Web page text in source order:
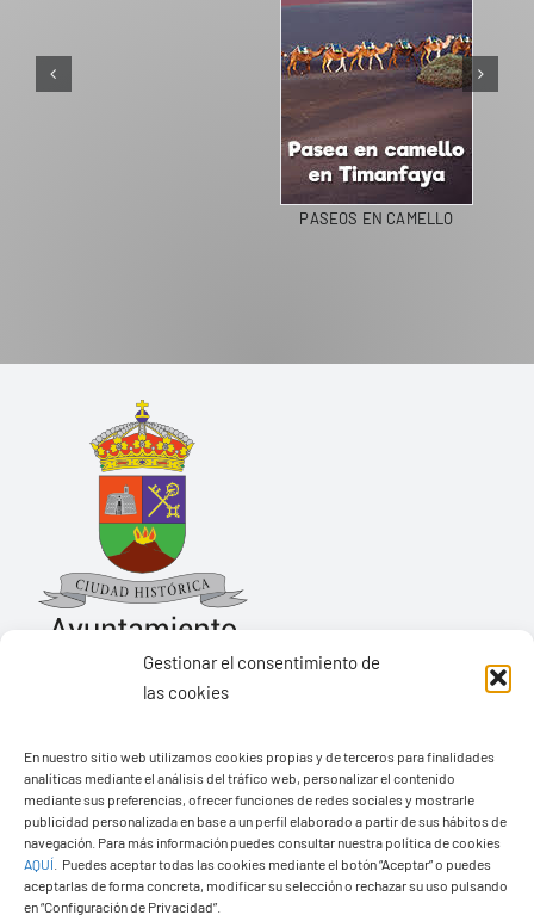
Gestionar el consentimiento de
las cookies
En nuestro sitio web utilizamos cookies propias y de terceros para finalidades
analíticas mediante el análisis del tráfico web, personalizar el contenido
mediante sus preferencias, ofrecer funciones de redes sociales y mostrarle
publicidad personalizada en base a un perfil elaborado a partir de sus hábitos de
navegación. Para más información puedes consultar nuestra política de cookies
AQUÍ
Puedes aceptar todas las cookies mediante el botón “Aceptar” o puedes
aceptarlas de forma concreta, modificar su selección o rechazar su uso pulsando
en “Configuración de Privacidad”.
PASEOS EN CAMELLO
Pza. de Los Remedios, 1
35570 – Yaiza
Tel:928 83 62 20